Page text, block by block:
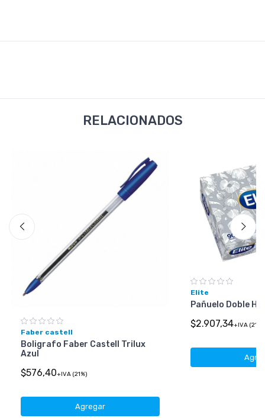
RELACIONADOS
Faber castell
Boligrafo Faber Castell Trilux
Azul
$576,40+IVA (21%)
Agregar
Elite
Pañuelo Doble
$2.907,34+IVA (21%)